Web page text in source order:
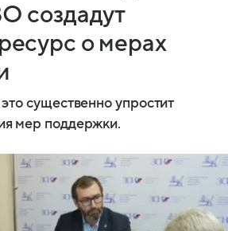
создадут
о мерах
существенно упростит
мер поддержки.